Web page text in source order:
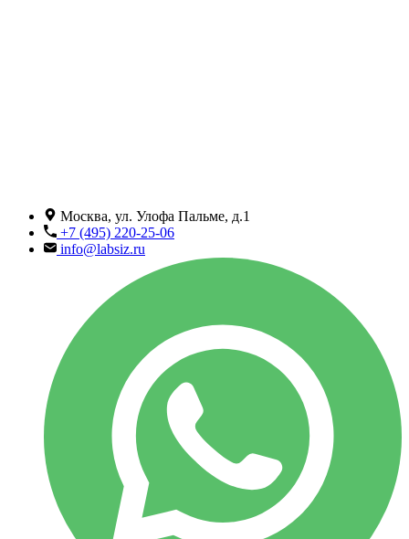
Москва, ул. Улофа Пальме, д.1
+7 (495) 220-25-06
info@labsiz.ru